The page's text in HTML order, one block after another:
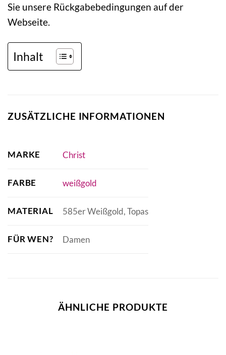
Sie unsere Rückgabebedingungen auf der
Webseite.
Inhalt
ZUSÄTZLICHE INFORMATIONEN
MARKE Christ
FARBE weißgold
MATERIAL 585er Weißgold, Topas
FÜR WEN? Damen
ÄHNLICHE PRODUKTE